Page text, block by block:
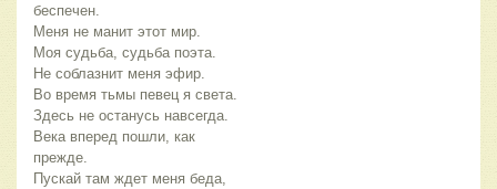
беспечен.
Меня не манит этот мир.
Моя судьба, судьба поэта.
Не соблазнит меня эфир.
Во время тьмы певец я света.
Здесь не останусь навсегда.
Века вперед пошли, как
прежде.
Пускай там ждет меня беда,